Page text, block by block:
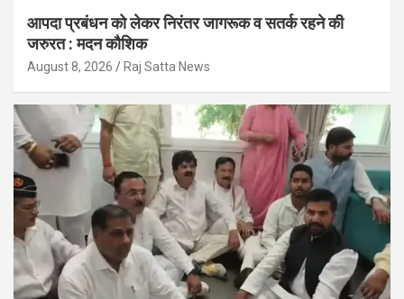
आपदा प्रबंधन को लेकर निरंतर जागरूक व सतर्क रहने की
जरुरत : मदन कौशिक
August 8, 2026 Raj Satta News